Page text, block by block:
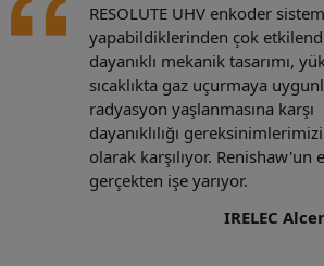
RESOLUTE UHV enkoder
yapabildiklerinden çok
dayanıklı mekanik tasarımı,
sıcaklıkta gaz uçurmaya
radyasyon yaşlanmasına karşı
dayanıklılığı
olarak karşılıyor. Renishaw'un
gerçekten işe yarıyor.
IRELEC